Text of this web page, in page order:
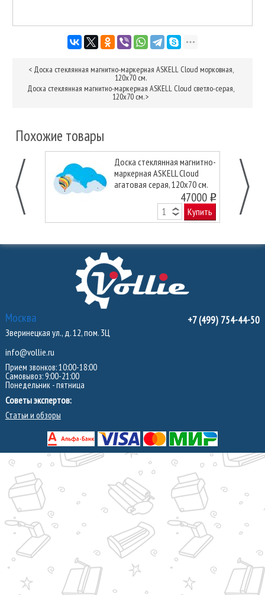
< Доска стеклянная магнитно-маркерная ASKELL Cloud морковная,
120х70 см.
Доска стеклянная магнитно-маркерная ASKELL Cloud светло-серая,
120х70 см.>
Похожие товары
Доска стеклянная магнитно-
маркерная ASKELL Cloud
агатовая серая, 120х70 см.
47000 o
Купить
Москва
Зверинецкая ул., д. 12, пом. 3Ц
info@vollie.ru
Прием звонков: 10:00-18:00
Самовывоз: 9:00-21:00
Понедельник - пятница
Советы экспертов:
Статьи и обзоры
+7 (499) 754-44-50